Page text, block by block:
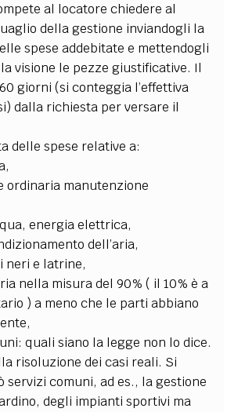
al locatore chiedere al
della gestione inviandogli la
spese addebitate e mettendogli
visione le pezze giustificative. Il
giorni (si conteggia l’effettiva
dalla richiesta per versare il
delle spese relative a:
ordinaria manutenzione
energia elettrica,
dell’aria,
neri e latrine,
nella misura del 90% ( il 10% è a
) a meno che le parti abbiano
quali siano la legge non lo dice.
risoluzione dei casi reali. Si
servizi comuni, ad es., la gestione
degli impianti sportivi ma